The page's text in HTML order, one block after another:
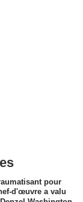
pour
d'œuvre a valu